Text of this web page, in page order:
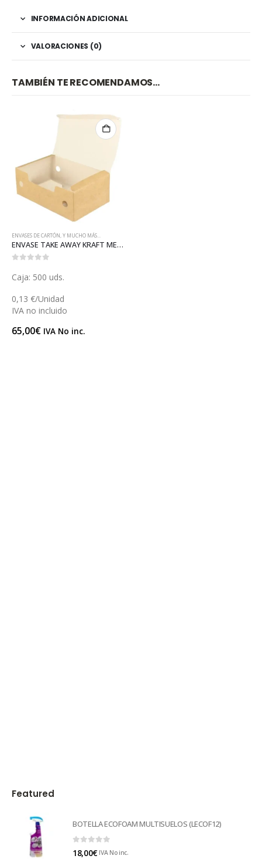
INFORMACIÓN ADICIONAL
VALORACIONES (0)
TAMBIÉN TE RECOMENDAMOS…
ENVASES DE CARTÓN,Y MUCHO MÁS...
ENVASE TAKE AWAY KRAFT MEDIANO (E122)
Caja: 500 uds.
0,13 €/Unidad
IVA no incluido
65,00€ IVA No inc.
Featured
BOTELLA ECOFOAM MULTISUELOS (LECOF12)
18,00€ IVA No inc.